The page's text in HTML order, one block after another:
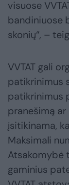
visuose
bandiniuose
skonių“, –
VVTAT gali
patikrinimus
patikrinimus
pranešimą
įsitikinama,
Maksimali
Atsakomybė
gaminius